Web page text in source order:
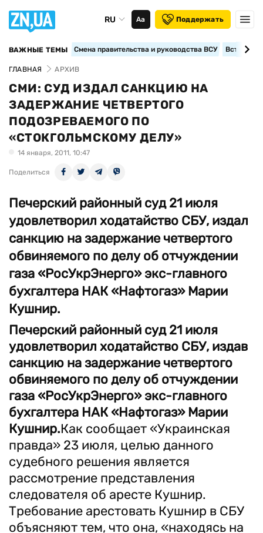
RU Аа Поддержать
ВАЖНЫЕ ТЕМЫ Смена правительства и руководства ВСУ
ГЛАВНАЯ АРХИВ
СМИ: СУД ИЗДАЛ САНКЦИЮ НА
ЗАДЕРЖАНИЕ ЧЕТВЕРТОГО
ПОДОЗРЕВАЕМОГО ПО
«СТОКГОЛЬМСКОМУ ДЕЛУ»
14 января, 2011, 10:47
Поделиться
Печерский районный суд 21 июля
удовлетворил ходатайство СБУ, издал
санкцию на задержание четвертого
обвиняемого по делу об отчуждении
газа «РосУкрЭнерго» экс-главного
бухгалтера НАК «Нафтогаз» Марии
Кушнир.
Печерский районный суд 21 июля
удовлетворил ходатайство СБУ, издав
санкцию на задержание четвертого
обвиняемого по делу об отчуждении
газа «РосУкрЭнерго» экс-главного
бухгалтера НАК «Нафтогаз»Марии
Кушнир.Как сообщает «Украинская
правда» 23 июля, целью данного
судебного решения является
рассмотрение представления
следователя об аресте Кушнир.
Требование арестовать Кушнир в СБУ
объясняют тем, что она, «находясь на